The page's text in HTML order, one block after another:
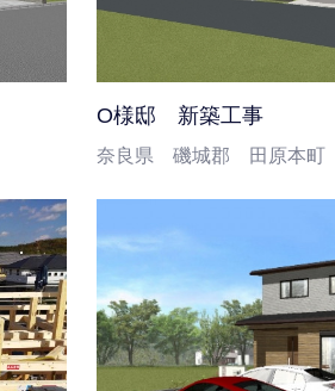
O様邸 新築工事
奈良県 磯城郡 田原本町